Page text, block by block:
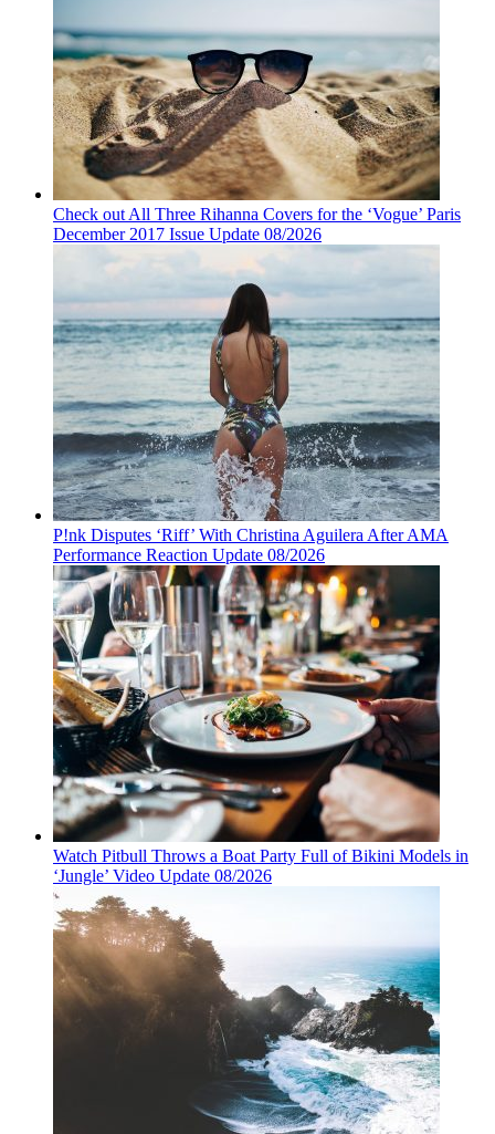
Check out All Three Rihanna Covers for the ‘Vogue’ Paris
December 2017 Issue Update 08/2026
P!nk Disputes ‘Riff’ With Christina Aguilera After AMA
Performance Reaction Update 08/2026
Watch Pitbull Throws a Boat Party Full of Bikini Models in
‘Jungle’ Video Update 08/2026